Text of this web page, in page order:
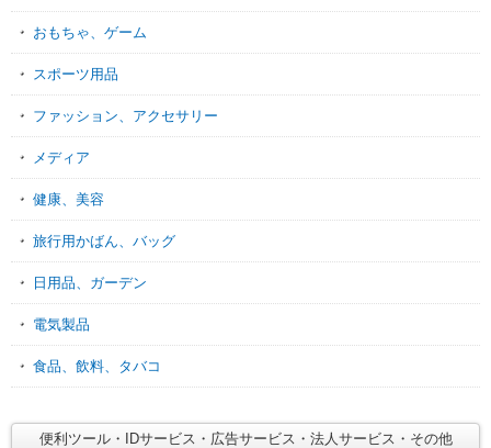
おもちゃ、ゲーム
スポーツ用品
ファッション、アクセサリー
メディア
健康、美容
旅行用かばん、バッグ
日用品、ガーデン
電気製品
食品、飲料、タバコ
便利ツール・IDサービス・広告サービス・法人サービス・その他